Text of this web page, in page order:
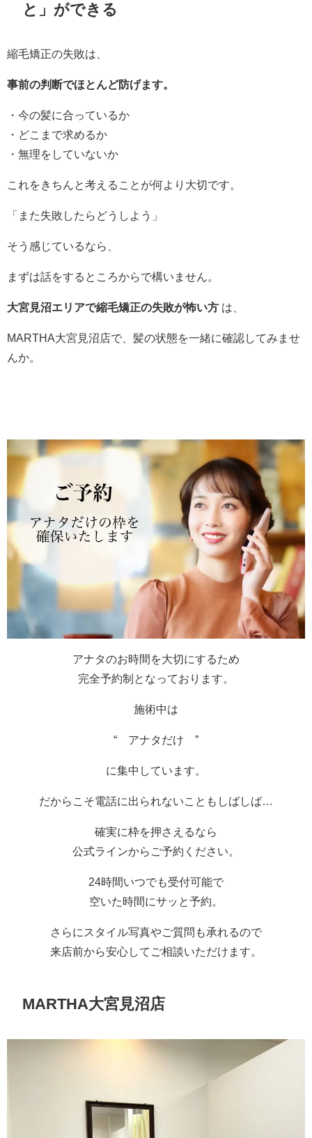
と」ができる
縮毛矯正の失敗は、
事前の判断でほとんど防げます。
・今の髪に合っているか
・どこまで求めるか
・無理をしていないか
これをきちんと考えることが何より大切です。
「また失敗したらどうしよう」
そう感じているなら、
まずは話をするところからで構いません。
大宮見沼エリアで縮毛矯正の失敗が怖い方 は、
MARTHA大宮見沼店で、髪の状態を一緒に確認してみませ
んか。
アナタのお時間を大切にするため
完全予約制となっております。
施術中は
“ アナタだけ ”
に集中しています。
だからこそ電話に出られないこともしばしば…
確実に枠を押さえるなら
公式ラインからご予約ください。
24時間いつでも受付可能で
空いた時間にサッと予約。
さらにスタイル写真やご質問も承れるので
来店前から安心してご相談いただけます。
MARTHA大宮見沼店